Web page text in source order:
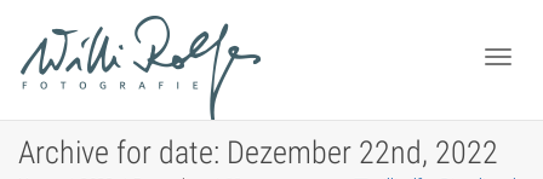
Archive for date: Dezember 22nd, 2022